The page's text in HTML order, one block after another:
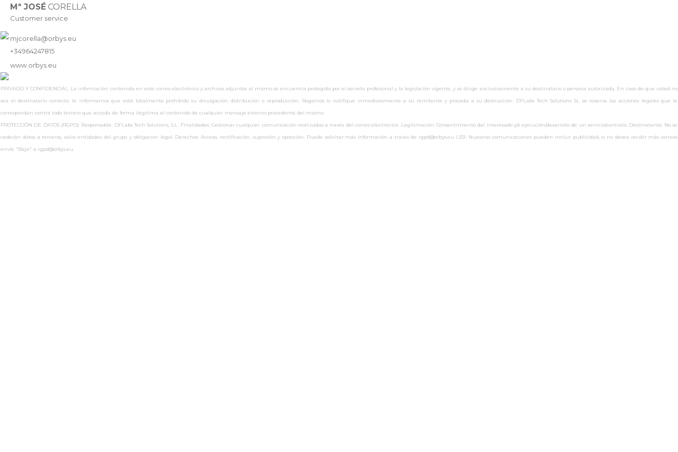
Mª JOSÉ CORELLA
Customer service
mjcorella@orbys.eu
+34964247815
www.orbys.eu
PRIVADO Y CONFIDENCIAL: La información contenida en este correo electrónico y archivos adjuntos al mismo se encuentra protegida por el secreto profesional y la legislación vigente, y se dirige exclusivamente a su destinatario o persona autorizada. En caso de que usted no
sea el destinatario correcto, le informamos que está totalmente prohibido su divulgación, distribución o reproducción. Rogamos lo notifique inmediatamente a su remitente y proceda a su destrucción. DFLabs Tech Solutions SL se reserva las acciones legales que le
correspondan contra todo tercero que acceda de forma ilegítima al contenido de cualquier mensaje externo procedente del mismo.
PROTECCIÓN DE DATOS (RGPD): Responsable: DFLabs Tech Solutions, S.L. Finalidades: Gestionar cualquier comunicación realizadas a través del correo electrónico. Legitimación: Consentimiento del interesado y/o ejecución/desarrollo de un servicio/contrato. Destinatarios: No se
cederán datos a terceros, salvo entidades del grupo y obligación legal. Derechos: Acceso, rectificación, supresión y oposición. Puede solicitar más información a través de rgpd@orbys.eu LSSI: Nuestras comunicaciones pueden incluir publicidad, si no desea recibir más correos
envíe "Baja" a rgpd@orbys.eu.